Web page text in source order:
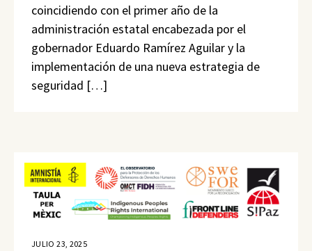
coincidiendo con el primer año de la
administración estatal encabezada por el
gobernador Eduardo Ramírez Aguilar y la
implementación de una nueva estrategia de
seguridad […]
JULIO 23, 2025